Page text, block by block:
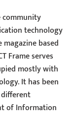
community
technology
based
Frame serves
mostly with
It has been
of Information